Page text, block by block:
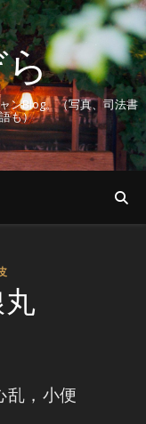
ンBlog。（写真、司法書
も）
乱，小便